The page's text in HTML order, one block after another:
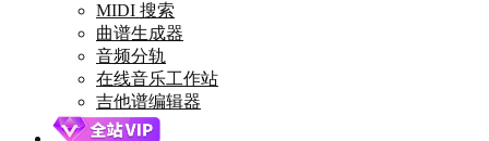
MIDI 搜索
曲谱生成器
音频分轨
在线音乐工作站
吉他谱编辑器